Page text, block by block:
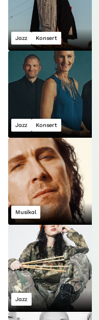
Jazz Konsert
Jazz Konsert
Musikal
Jazz